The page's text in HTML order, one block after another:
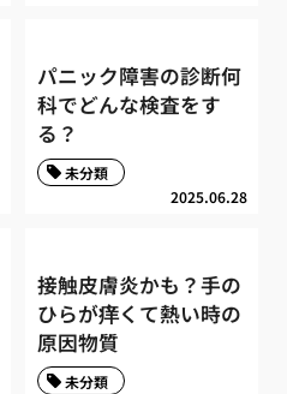
パニック障害の診断何
科でどんな検査をす
る？
2025.06.28
未分類
接触皮膚炎かも？手の
ひらが痒くて熱い時の
原因物質
未分類